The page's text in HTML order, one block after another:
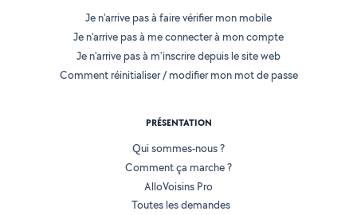
Je n'arrive pas à faire vérifier mon mobile
Je n'arrive pas à me connecter à mon compte
Je n'arrive pas à m'inscrire depuis le site web
Comment réinitialiser / modifier mon mot de passe
PRÉSENTATION
Qui sommes-nous ?
Comment ça marche ?
AlloVoisins Pro
Toutes les demandes